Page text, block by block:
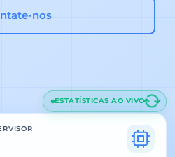
nos
ESTATÍSTICAS AO VIVO